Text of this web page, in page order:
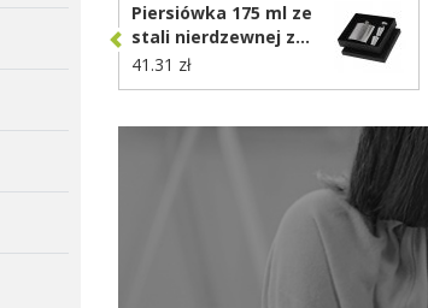
Piersiówka 175 ml ze
stali nierdzewnej z
recyklingu, 2 kieliszki,
lejek VA706
41.31 zł